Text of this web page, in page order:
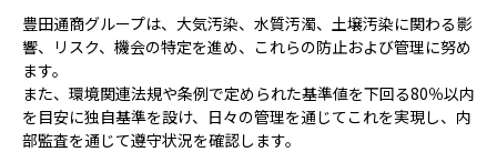
豊田通商グループは、大気汚染、水質汚濁、土壌汚染に関わる影
響、リスク、機会の特定を進め、これらの防止および管理に努め
ます。
また、環境関連法規や条例で定められた基準値を下回る80％以内
を目安に独自基準を設け、日々の管理を通じてこれを実現し、内
部監査を通じて遵守状況を確認します。